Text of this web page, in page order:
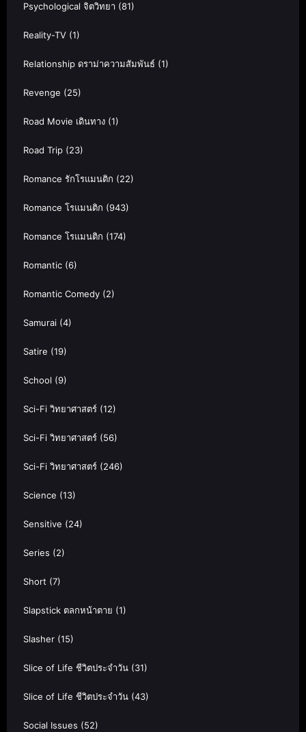
Psychological จิตวิทยา (81)
Reality-TV (1)
Relationship ดราม่าความสัมพันธ์ (1)
Revenge (25)
Road Movie เดินทาง (1)
Road Trip (23)
Romance รักโรแมนติก (22)
Romance โรแมนติก (943)
Romance โรแมนติก (174)
Romantic (6)
Romantic Comedy (2)
Samurai (4)
Satire (19)
School (9)
Sci-Fi วิทยาศาสตร์ (12)
Sci-Fi วิทยาศาสตร์ (56)
Sci-Fi วิทยาศาสตร์ (246)
Science (13)
Sensitive (24)
Series (2)
Short (7)
Slapstick ตลกหน้าตาย (1)
Slasher (15)
Slice of Life ชีวิตประจำวัน (31)
Slice of Life ชีวิตประจำวัน (43)
Social Issues (52)